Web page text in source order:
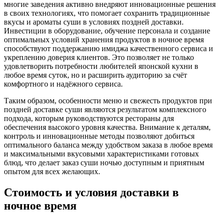
многие заведения активно внедряют инновационные решения
в своих технологиях, что помогает сохранить традиционные
вкусы и ароматы суши в условиях поздней доставки.
Инвестиции в оборудование, обучение персонала и создание
оптимальных условий хранения продуктов в ночное время
способствуют поддержанию имиджа качественного сервиса и
укреплению доверия клиентов. Это позволяет не только
удовлетворить потребности любителей японской кухни в
любое время суток, но и расширить аудиторию за счёт
комфортного и надёжного сервиса.
Таким образом, особенности меню и свежесть продуктов при
поздней доставке суши являются результатом комплексного
подхода, которым руководствуются рестораны для
обеспечения высокого уровня качества. Внимание к деталям,
контроль и инновационные методы позволяют добиться
оптимального баланса между удобством заказа в любое время
и максимальными вкусовыми характеристиками готовых
блюд, что делает заказ суши ночью доступным и приятным
опытом для всех желающих.
Стоимость и условия доставки в
ночное время